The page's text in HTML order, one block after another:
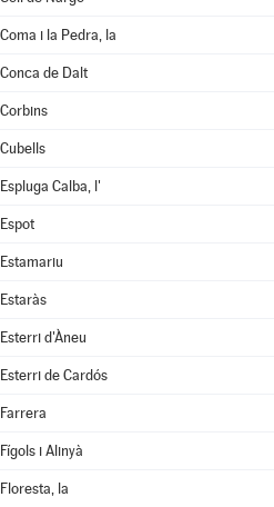
Coma i la Pedra, la
Conca de Dalt
Corbins
Cubells
Espluga Calba, l'
Espot
Estamariu
Estaràs
Esterri d'Àneu
Esterri de Cardós
Farrera
Fígols i Alinyà
Floresta, la